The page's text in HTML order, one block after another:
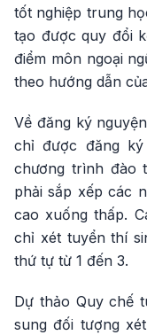
tốt nghiệp trung
tạo được quy đổi
điểm môn ngoại
theo hướng dẫn
Về đăng ký
chỉ được đăng
chương trình đào
phải sắp xếp các
cao xuống thấp.
chỉ xét tuyển thí
thứ tự từ 1 đến 3.
Dự thảo Quy chế
sung đối tượng